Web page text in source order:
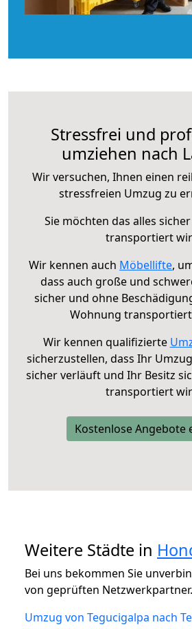
Stressfrei und
umziehen nach
Wir versuchen, Ihnen einen
stressfreien Umzug zu
Sie möchten das alles
transportiert
Wir kennen auch Möbellifte,
dass auch große und
sicher und ohne
Wohnung
Wir kennen qualifizierte
sicherzustellen, dass Ihr
sicher verläuft und Ihr Besitz
transportiert
Kostenlose Angebote
Weitere Städte in
Bei uns bekommen Sie
von geprüften Netzwerkpartner.
Umzug von Tegucigalpa nach